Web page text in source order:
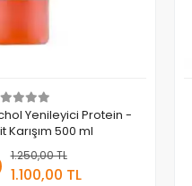
Yenileyici Protein -
Karışım 500 ml
1.250,00 TL
1.100,00 TL
Sepete Ekle